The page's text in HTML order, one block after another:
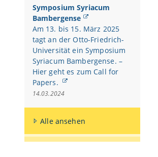
Symposium Syriacum
Bambergense
Am 13. bis 15. März 2025
tagt an der Otto-Friedrich-
Universität ein Symposium
Syriacum Bambergense. –
Hier geht es zum Call for
Papers.
14.03.2024
Alle ansehen